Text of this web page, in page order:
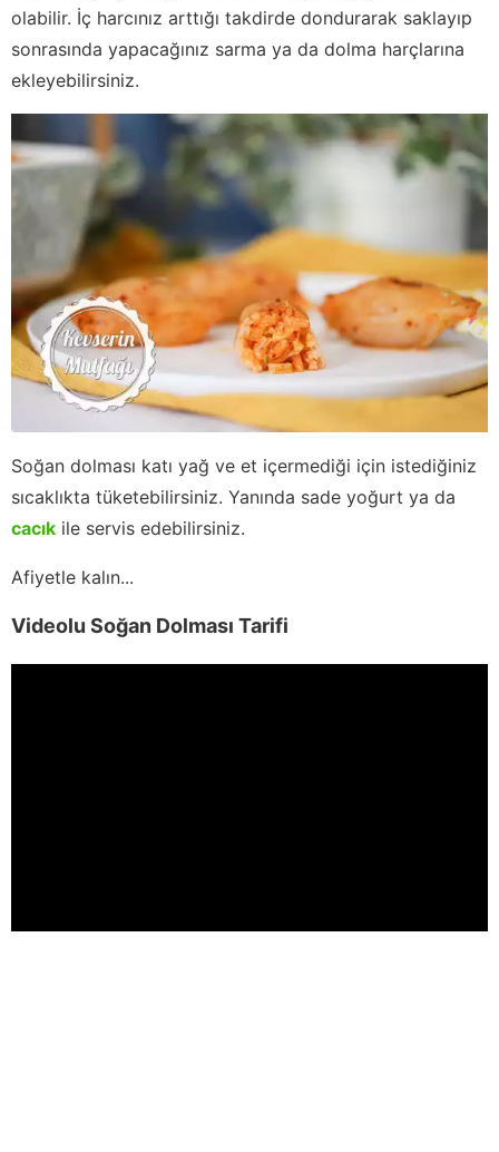
olabilir. İç harcınız arttığı takdirde dondurarak saklayıp
sonrasında yapacağınız sarma ya da dolma harçlarına
ekleyebilirsiniz.
Soğan dolması katı yağ ve et içermediği için istediğiniz
sıcaklıkta tüketebilirsiniz. Yanında sade yoğurt ya da
cacık ile servis edebilirsiniz.
Afiyetle kalın...
Videolu Soğan Dolması Tarifi